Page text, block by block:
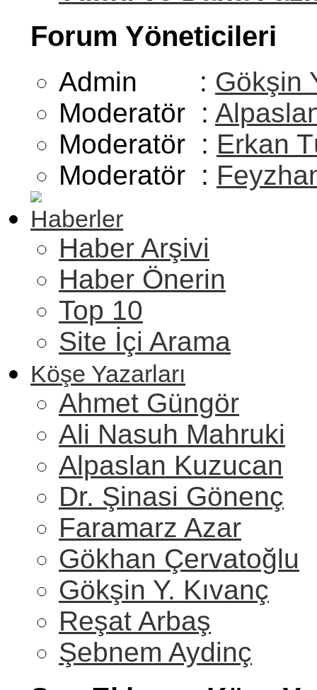
Forum Yöneticileri
Admin : Gökşin
Moderatör :
Moderatör : Erkan
Moderatör :
Haberler
Haber Arşivi
Haber Önerin
Top 10
Site İçi Arama
Köşe Yazarları
Ahmet Güngör
Ali Nasuh Mahruki
Alpaslan Kuzucan
Dr. Şinasi Gönenç
Faramarz Azar
Gökhan Çervatoğlu
Gökşin Y. Kıvanç
Reşat Arbaş
Şebnem Aydinç